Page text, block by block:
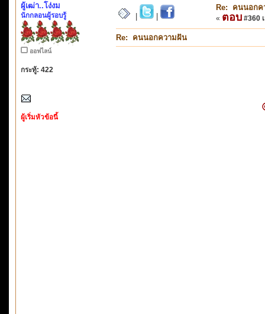
ผู้เฒ่า..โง่งม
นักกลอนผู้รอบรู้
ออฟไลน์
กระทู้: 422
ผู้เริ่มหัวข้อนี้
Re: คนนอกค
« ตอบ #360
Re: คนนอกความฝัน